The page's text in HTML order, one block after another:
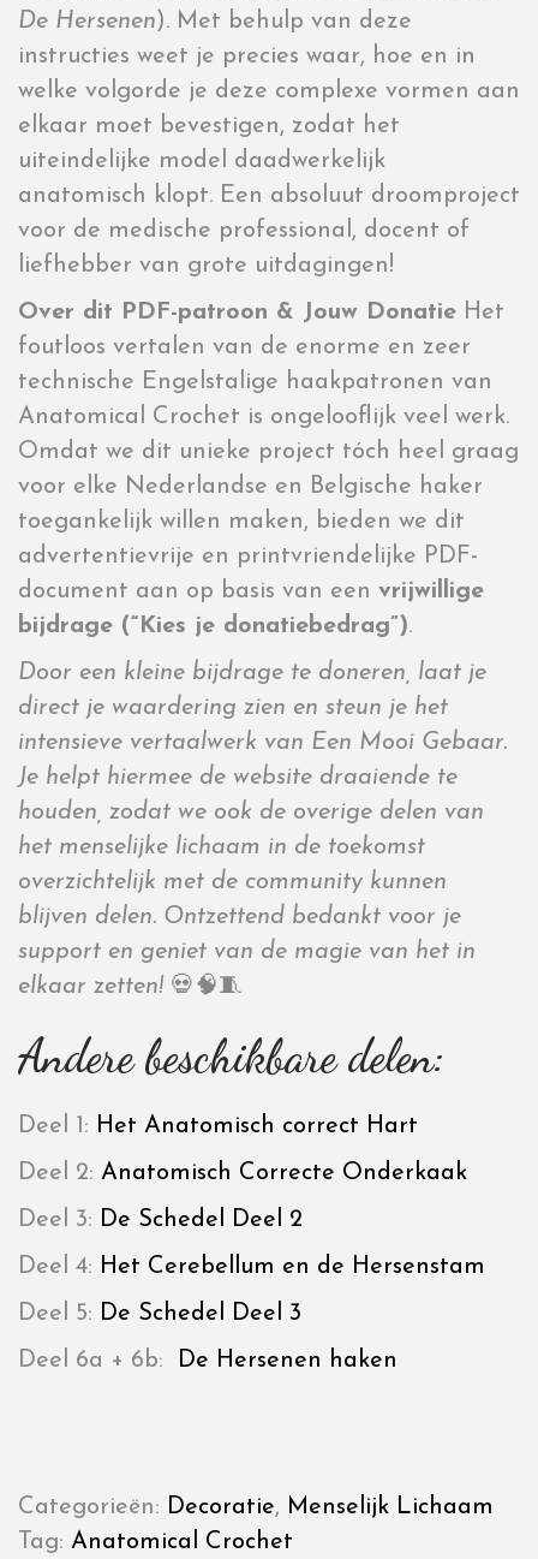
De Hersenen). Met behulp van deze
instructies weet je precies waar, hoe en in
welke volgorde je deze complexe vormen aan
elkaar moet bevestigen, zodat het
uiteindelijke model daadwerkelijk
anatomisch klopt. Een absoluut droomproject
voor de medische professional, docent of
liefhebber van grote uitdagingen!
Over dit PDF-patroon & Jouw Donatie Het
foutloos vertalen van de enorme en zeer
technische Engelstalige haakpatronen van
Anatomical Crochet is ongelooflijk veel werk.
Omdat we dit unieke project tóch heel graag
voor elke Nederlandse en Belgische haker
toegankelijk willen maken, bieden we dit
advertentievrije en printvriendelijke PDF-
document aan op basis van een vrijwillige
bijdrage (“Kies je donatiebedrag”).
Door een kleine bijdrage te doneren, laat je
direct je waardering zien en steun je het
intensieve vertaalwerk van Een Mooi Gebaar.
Je helpt hiermee de website draaiende te
houden, zodat we ook de overige delen van
het menselijke lichaam in de toekomst
overzichtelijk met de community kunnen
blijven delen. Ontzettend bedankt voor je
support en geniet van de magie van het in
elkaar zetten! 💀🧠🧵
Andere beschikbare delen:
Deel 1: Het Anatomisch correct Hart
Deel 2: Anatomisch Correcte Onderkaak
Deel 3: De Schedel Deel 2
Deel 4: Het Cerebellum en de Hersenstam
Deel 5: De Schedel Deel 3
Deel 6a + 6b:
De Hersenen haken
Categorieën: Decoratie, Menselijk Lichaam
Tag: Anatomical Crochet